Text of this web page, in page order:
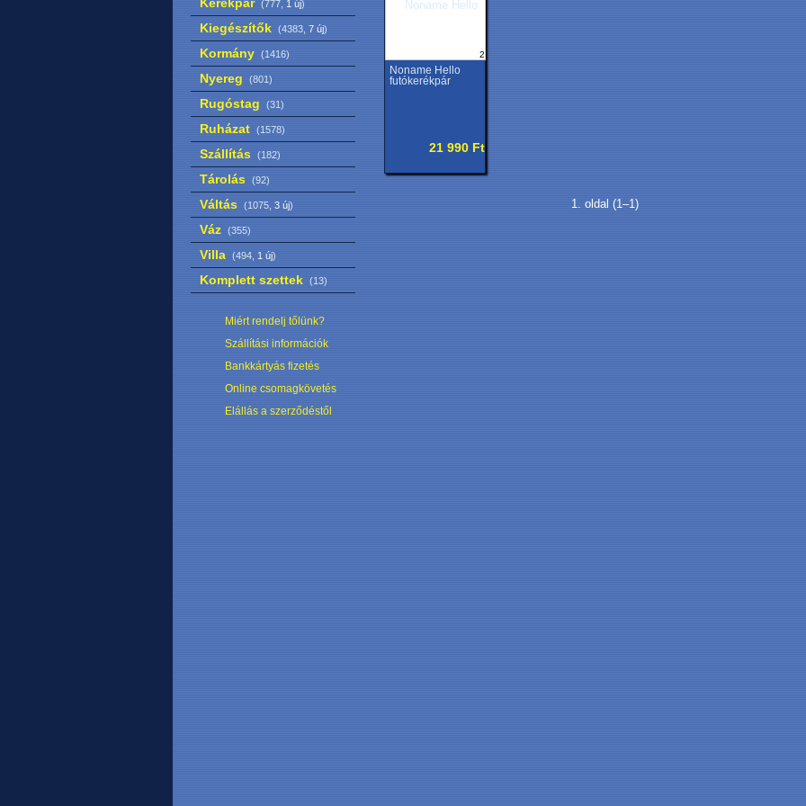
(777, 1 új)
Kiegészítők (4383, 7 új)
Kormány (1416)
Nyereg (801)
Rugóstag (31)
Ruházat (1578)
Szállítás (182)
Tárolás (92)
Váltás (1075, 3 új)
Váz (355)
Villa (494, 1 új)
Komplett szettek (13)
Miért rendelj tőlünk?
Szállítási információk
Bankkártyás fizetés
Online csomagkövetés
Elállás a szerződéstől
2
Noname Hello
futókerékpár
21 990 Ft
1. oldal (1–1)